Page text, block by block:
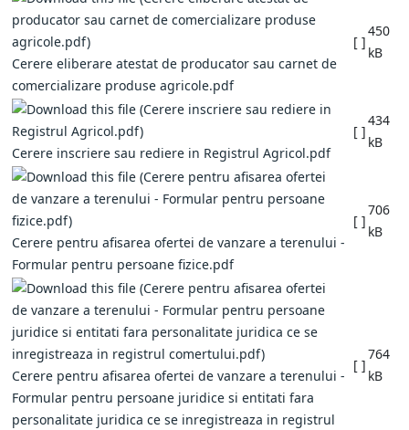
Cerere eliberare atestat de producator sau carnet de
comercializare produse agricole.pdf
[ ]
450
kB
Cerere inscriere sau rediere in Registrul Agricol.pdf
[ ]
434
kB
Cerere pentru afisarea ofertei de vanzare a terenului -
Formular pentru persoane fizice.pdf
[ ]
706
kB
Cerere pentru afisarea ofertei de vanzare a terenului -
Formular pentru persoane juridice si entitati fara
personalitate juridica ce se inregistreaza in registrul
[ ]
764
kB